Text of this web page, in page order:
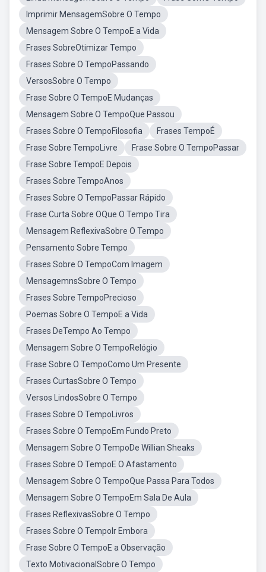
Imprimir MensagemSobre O Tempo
Mensagem Sobre O TempoE a Vida
Frases SobreOtimizar Tempo
Frases Sobre O TempoPassando
VersosSobre O Tempo
Frase Sobre O TempoE Mudanças
Mensagem Sobre O TempoQue Passou
Frases Sobre O TempoFilosofia
Frases TempoÉ
Frase Sobre TempoLivre
Frase Sobre O TempoPassar
Frase Sobre TempoE Depois
Frases Sobre TempoAnos
Frases Sobre O TempoPassar Rápido
Frase Curta Sobre OQue O Tempo Tira
Mensagem ReflexivaSobre O Tempo
Pensamento Sobre Tempo
Frases Sobre O TempoCom Imagem
MensagemnsSobre O Tempo
Frases Sobre TempoPrecioso
Poemas Sobre O TempoE a Vida
Frases DeTempo Ao Tempo
Mensagem Sobre O TempoRelógio
Frase Sobre O TempoComo Um Presente
Frases CurtasSobre O Tempo
Versos LindosSobre O Tempo
Frases Sobre O TempoLivros
Frases Sobre O TempoEm Fundo Preto
Mensagem Sobre O TempoDe Willian Sheaks
Frases Sobre O TempoE O Afastamento
Mensagem Sobre O TempoQue Passa Para Todos
Mensagem Sobre O TempoEm Sala De Aula
Frases ReflexivasSobre O Tempo
Frases Sobre O TempoIr Embora
Frase Sobre O TempoE a Observação
Texto MotivacionalSobre O Tempo